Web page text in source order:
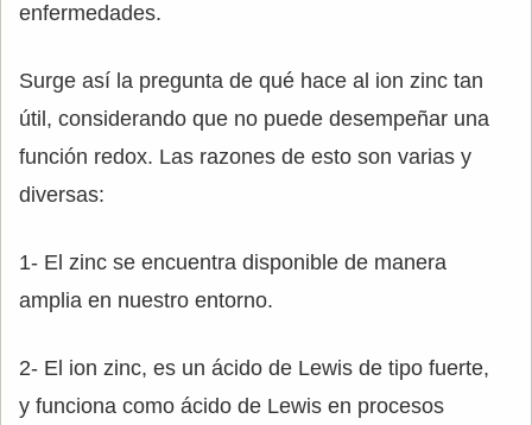
enfermedades.
Surge así la pregunta de qué hace al ion zinc tan
útil, considerando que no puede desempeñar una
función redox. Las razones de esto son varias y
diversas:
1- El zinc se encuentra disponible de manera
amplia en nuestro entorno.
2- El ion zinc, es un ácido de Lewis de tipo fuerte,
y funciona como ácido de Lewis en procesos